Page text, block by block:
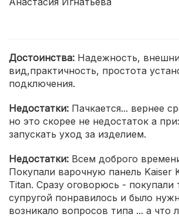
Достоинства: Надежность,
вид,практичность, простота
подключения.
Недостатки: Пачкается... вернее
но это скорее не недостаток а
запускать уход за изделием.
Недостатки: Всем доброго
Покупали варочную панель Kaiser
Titan. Сразу оговорюсь - покупали
супругой понравилось и было
возникало вопросов типа ... а что